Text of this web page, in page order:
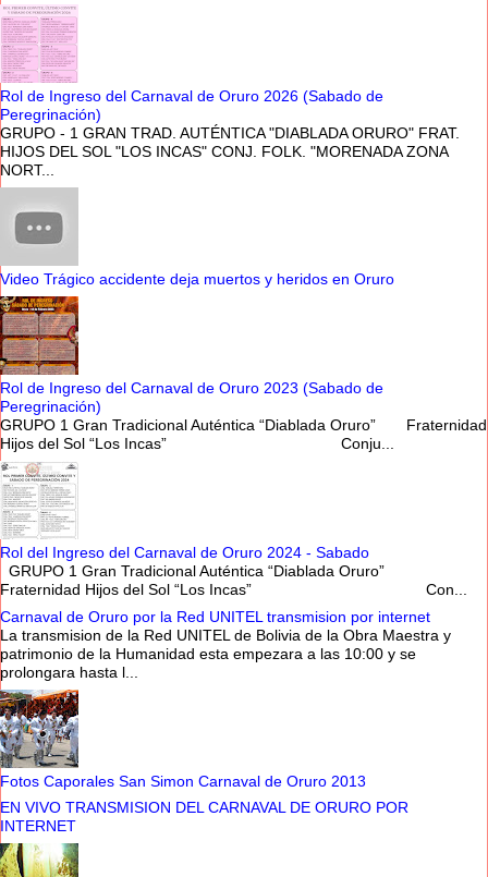
Rol de Ingreso del Carnaval de Oruro 2026 (Sabado de
Peregrinación)
GRUPO - 1 GRAN TRAD. AUTÉNTICA "DIABLADA ORURO" FRAT.
HIJOS DEL SOL "LOS INCAS" CONJ. FOLK. "MORENADA ZONA
NORT...
Video Trágico accidente deja muertos y heridos en Oruro
Rol de Ingreso del Carnaval de Oruro 2023 (Sabado de
Peregrinación)
GRUPO 1 Gran Tradicional Auténtica “Diablada Oruro” Fraternidad
Hijos del Sol “Los Incas” Conju...
Rol del Ingreso del Carnaval de Oruro 2024 - Sabado
GRUPO 1 Gran Tradicional Auténtica “Diablada Oruro”
Fraternidad Hijos del Sol “Los Incas” Con...
Carnaval de Oruro por la Red UNITEL transmision por internet
La transmision de la Red UNITEL de Bolivia de la Obra Maestra y
patrimonio de la Humanidad esta empezara a las 10:00 y se
prolongara hasta l...
Fotos Caporales San Simon Carnaval de Oruro 2013
EN VIVO TRANSMISION DEL CARNAVAL DE ORURO POR
INTERNET